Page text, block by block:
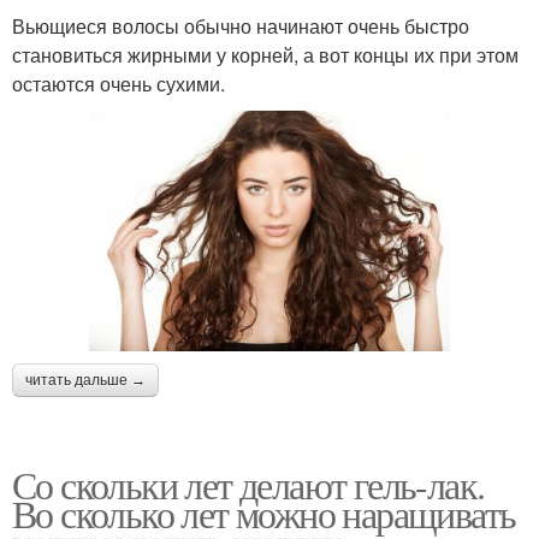
Вьющиеся волосы обычно начинают очень быстро
становиться жирными у корней, а вот концы их при этом
остаются очень сухими.
читать дальше →
Со скольки лет делают гель-лак.
Во сколько лет можно наращивать